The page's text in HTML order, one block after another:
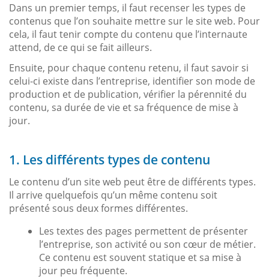
Dans un premier temps, il faut recenser les types de
contenus que l’on souhaite mettre sur le site web. Pour
cela, il faut tenir compte du contenu que l’internaute
attend, de ce qui se fait ailleurs.
Ensuite, pour chaque contenu retenu, il faut savoir si
celui-ci existe dans l’entreprise, identifier son mode de
production et de publication, vérifier la pérennité du
contenu, sa durée de vie et sa fréquence de mise à
jour.
1. Les différents types de contenu
Le contenu d’un site web peut être de différents types.
Il arrive quelquefois qu’un même contenu soit
présenté sous deux formes différentes.
Les textes des pages permettent de présenter
l’entreprise, son activité ou son cœur de métier.
Ce contenu est souvent statique et sa mise à
jour peu fréquente.